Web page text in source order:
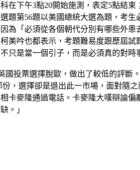
在下午3點20開始施測，表定5點結
題第56題以美國總統大選為題，考
為「必須從各個朝代分別有哪些外
美吟也都表示，考題難易度跟歷屆
只是當一個引子，而是必須真的對時
國投票選擇脫歐，做出了較低的評
，選擇卻是退出此一市場，面對隨
卡麥隆通過電話。卡麥隆大嘆辯論
。」